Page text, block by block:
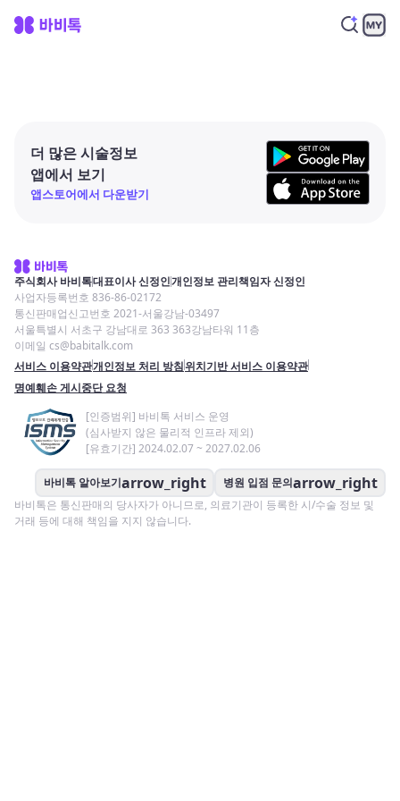
더 많은 시술정보
앱에서 보기
앱스토어에서 다운받기
주식회사 바비톡대표이사 신정인개인정보 관리책임자 신정인
사업자등록번호 836-86-02172
통신판매업신고번호 2021-서울강남-03497
서울특별시 서초구 강남대로 363 363강남타워 11층
이메일 cs@babitalk.com
서비스 이용약관개인정보 처리 방침위치기반 서비스 이용약관
명예훼손 게시중단 요청
[인증범위] 바비톡 서비스 운영
(심사받지 않은 물리적 인프라 제외)
[유효기간] 2024.02.07 ~ 2027.02.06
바비톡 알아보기arrow_right 병원 입점 문의arrow_right
바비톡은 통신판매의 당사자가 아니므로, 의료기관이 등록한 시/수술 정보 및
거래 등에 대해 책임을 지지 않습니다.